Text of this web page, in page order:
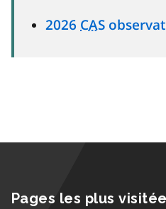
2026 CAS
Pages les plus